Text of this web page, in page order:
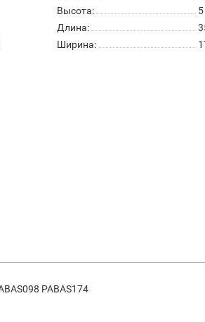
Высота:
5
Длина:
Ширина:
PABAS174